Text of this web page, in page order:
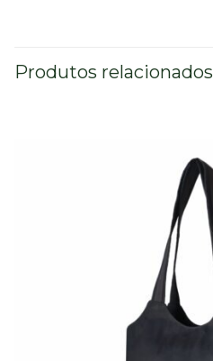
Produtos relacionados